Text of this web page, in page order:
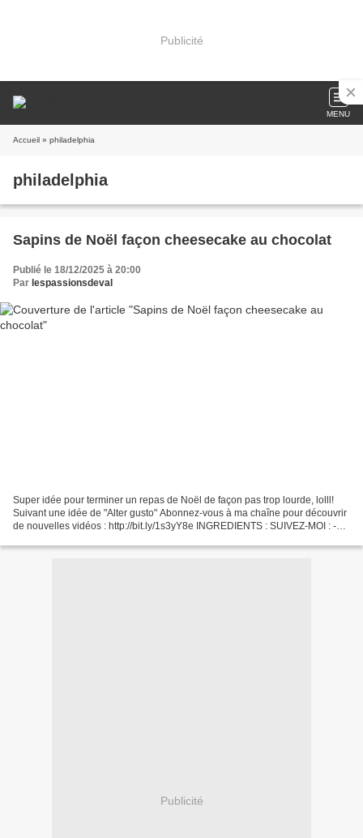
Publicité
MENU
Accueil » philadelphia
philadelphia
Sapins de Noël façon cheesecake au chocolat
Publié le 18/12/2025 à 20:00
Par lespassionsdeval
Super idée pour terminer un repas de Noël de façon pas trop lourde, lolll!
Suivant une idée de "Alter gusto" Abonnez-vous à ma chaîne pour découvrir
de nouvelles vidéos : http://bit.ly/1s3yY8e INGREDIENTS : SUIVEZ-MOI : -
Publicité